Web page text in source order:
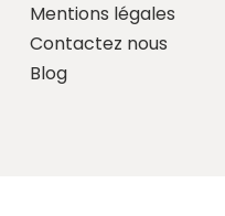
Mentions légales
Contactez nous
Blog